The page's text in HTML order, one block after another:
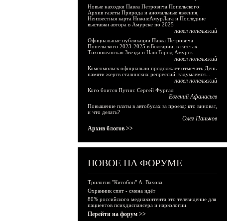
Новые находки Павла Петровича Попельского:
Архив газеты Природа и аномальные явления,
Неизвестная карта НижнеАмурЛага и Последние
выставки автора в Амурске по 2025
павел попельский
Официальные публикации Павла Петровича
Попельского 2023-2025 в Болгарии, в газетах
Тихоокеанская Звезда и Наш Город Амурск
павел попельский
Комсомольск официально продолжает отмечать День
памяти жертв сталинских репрессий: задумаемся...
павел попельский
Кого боится Путин: Сергей Фургал
Евгений Афанасьев
Повышение платы в автобусах за проезд: кто виноват,
и что делать?
Олег Паньков
Архив блогов >>
НОВОЕ НА ФОРУМЕ
Трилогия "Китобои" А. Вахова.
Охранник спит - смена идёт
80% российского медиаконтента это телевидение для
пациентов психдиспансера и наркологии.
Перейти на форум >>